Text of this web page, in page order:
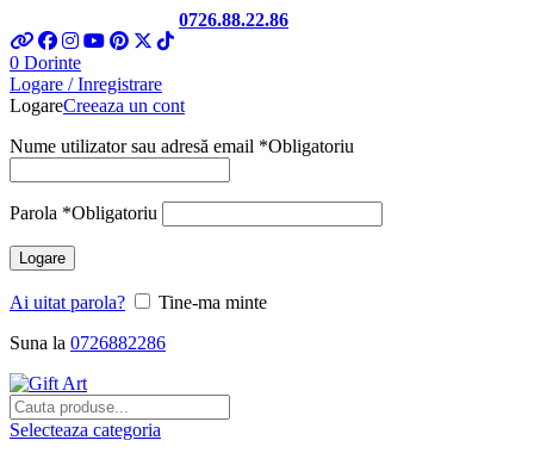
0726.88.22.86
0 Dorinte
Logare / Inregistrare
LogareCreeaza un cont
Nume utilizator sau adresă email *Obligatoriu
Parola *Obligatoriu
Logare
Ai uitat parola?
Tine-ma minte
Suna la 0726882286
Selecteaza categoria